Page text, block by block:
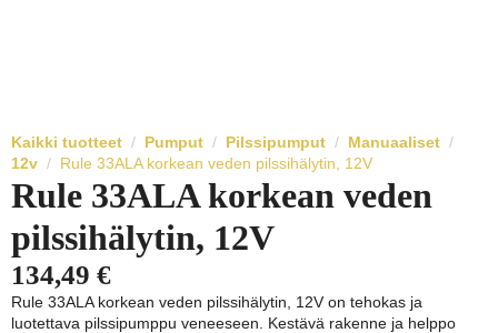
Kaikki tuotteet Pumput Pilssipumput
Manuaaliset
12v
Rule 33ALA korkean veden pilssihälytin, 12V
Rule 33ALA korkean veden
pilssihälytin, 12V
134,49 €
Rule 33ALA korkean veden pilssihälytin, 12V on tehokas ja
luotettava pilssipumppu veneeseen. Kestävä rakenne ja helppo